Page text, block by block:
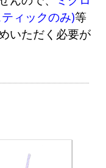
ィックのみ)等
いただく必要が